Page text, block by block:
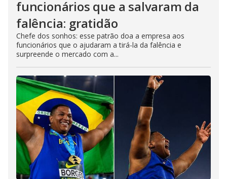
funcionários que a salvaram da
falência: gratidão
Chefe dos sonhos: esse patrão doa a empresa aos
funcionários que o ajudaram a tirá-la da falência e
surpreende o mercado com a...